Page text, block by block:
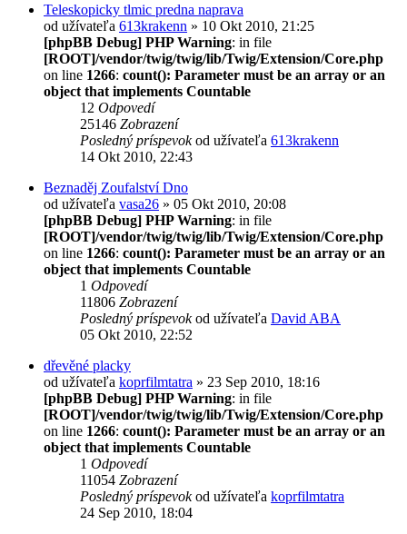
Teleskopicky tlmic predna naprava
od užívateľa 613krakenn » 10 Okt 2010, 21:25
[phpBB Debug] PHP Warning: in file
[ROOT]/vendor/twig/twig/lib/Twig/Extension/Core.php
on line 1266: count(): Parameter must be an array or an
object that implements Countable
12 Odpovedí
25146 Zobrazení
Posledný príspevokod užívateľa 613krakenn
14 Okt 2010, 22:43
Beznaděj Zoufalství Dno
od užívateľa vasa26 » 05 Okt 2010, 20:08
[phpBB Debug] PHP Warning: in file
[ROOT]/vendor/twig/twig/lib/Twig/Extension/Core.php
on line 1266: count(): Parameter must be an array or an
object that implements Countable
1 Odpovedí
11806 Zobrazení
Posledný príspevokod užívateľa David ABA
05 Okt 2010, 22:52
dřevěné placky
od užívateľa koprfilmtatra » 23 Sep 2010, 18:16
[phpBB Debug] PHP Warning: in file
[ROOT]/vendor/twig/twig/lib/Twig/Extension/Core.php
on line 1266: count(): Parameter must be an array or an
object that implements Countable
1 Odpovedí
11054 Zobrazení
Posledný príspevokod užívateľa koprfilmtatra
24 Sep 2010, 18:04